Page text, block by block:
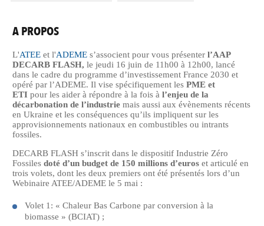
A PROPOS
L'ATEE et l'ADEME s’associent pour vous présenterl’AAP
DECARB FLASH,le jeudi 16 juin de 11h00 à 12h00,lancé
dans le cadre du programme d’investissement France 2030 et
opéré par l’ADEME. Il vise spécifiquement lesPME et
ETI pour les aider à répondre à la fois àl’enjeu de la
décarbonation de l’industrie mais aussi aux évènements récents
en Ukraine et les conséquences qu’ils impliquent sur les
approvisionnements nationaux en combustibles ou intrants
fossiles.
DECARB FLASH s’inscrit dans le dispositif Industrie Zéro
Fossilesdoté d’un budget de 150 millions d’euros et articulé en
trois volets, dont les deux premiers ont été présentés lors d’un
Webinaire ATEE/ADEME le 5 mai :
Volet 1: « Chaleur Bas Carbone par conversion à la
biomasse » (BCIAT) ;